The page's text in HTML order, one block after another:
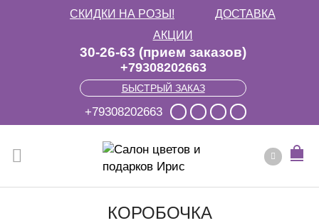
СКИДКИ НА РОЗЫ!
ДОСТАВКА
АКЦИИ
30-26-63 (прием заказов)
+79308202663
БЫСТРЫЙ ЗАКАЗ
+79308202663
КОРОБОЧКА